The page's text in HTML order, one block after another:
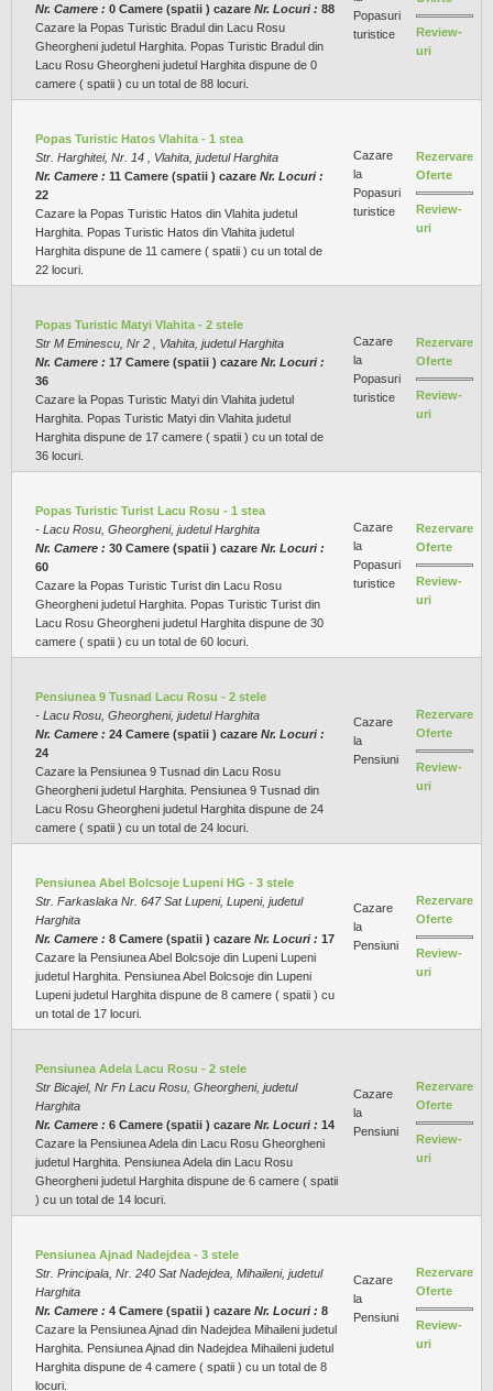
Nr. Camere : 0 Camere (spatii ) cazare Nr. Locuri : 88
Cazare la Popas Turistic Bradul din Lacu Rosu
Gheorgheni judetul Harghita. Popas Turistic Bradul din
Lacu Rosu Gheorgheni judetul Harghita dispune de 0
camere ( spatii ) cu un total de 88 locuri.
Popasuri
turistice
Review-
uri
Popas Turistic Hatos Vlahita - 1 stea
Str. Harghitei, Nr. 14 , Vlahita, judetul Harghita
Nr. Camere : 11 Camere (spatii ) cazare Nr. Locuri :
22
Cazare la Popas Turistic Hatos din Vlahita judetul
Harghita. Popas Turistic Hatos din Vlahita judetul
Harghita dispune de 11 camere ( spatii ) cu un total de
22 locuri.
Cazare
la
Popasuri
turistice
Rezervare
Oferte
Review-
uri
Popas Turistic Matyi Vlahita - 2 stele
Str M Eminescu, Nr 2 , Vlahita, judetul Harghita
Nr. Camere : 17 Camere (spatii ) cazare Nr. Locuri :
36
Cazare la Popas Turistic Matyi din Vlahita judetul
Harghita. Popas Turistic Matyi din Vlahita judetul
Harghita dispune de 17 camere ( spatii ) cu un total de
36 locuri.
Cazare
la
Popasuri
turistice
Rezervare
Oferte
Review-
uri
Popas Turistic Turist Lacu Rosu - 1 stea
- Lacu Rosu, Gheorgheni, judetul Harghita
Nr. Camere : 30 Camere (spatii ) cazare Nr. Locuri :
60
Cazare la Popas Turistic Turist din Lacu Rosu
Gheorgheni judetul Harghita. Popas Turistic Turist din
Lacu Rosu Gheorgheni judetul Harghita dispune de 30
camere ( spatii ) cu un total de 60 locuri.
Cazare
la
Popasuri
turistice
Rezervare
Oferte
Review-
uri
Pensiunea 9 Tusnad Lacu Rosu - 2 stele
- Lacu Rosu, Gheorgheni, judetul Harghita
Nr. Camere : 24 Camere (spatii ) cazare Nr. Locuri :
24
Cazare la Pensiunea 9 Tusnad din Lacu Rosu
Gheorgheni judetul Harghita. Pensiunea 9 Tusnad din
Lacu Rosu Gheorgheni judetul Harghita dispune de 24
camere ( spatii ) cu un total de 24 locuri.
Cazare
la
Pensiuni
Rezervare
Oferte
Review-
uri
Pensiunea Abel Bolcsoje Lupeni HG - 3 stele
Str. Farkaslaka Nr. 647 Sat Lupeni, Lupeni, judetul
Harghita
Nr. Camere : 8 Camere (spatii ) cazare Nr. Locuri : 17
Cazare la Pensiunea Abel Bolcsoje din Lupeni Lupeni
judetul Harghita. Pensiunea Abel Bolcsoje din Lupeni
Lupeni judetul Harghita dispune de 8 camere ( spatii ) cu
un total de 17 locuri.
Cazare
la
Pensiuni
Rezervare
Oferte
Review-
uri
Pensiunea Adela Lacu Rosu - 2 stele
Str Bicajel, Nr Fn Lacu Rosu, Gheorgheni, judetul
Harghita
Nr. Camere : 6 Camere (spatii ) cazare Nr. Locuri : 14
Cazare la Pensiunea Adela din Lacu Rosu Gheorgheni
judetul Harghita. Pensiunea Adela din Lacu Rosu
Gheorgheni judetul Harghita dispune de 6 camere ( spatii
) cu un total de 14 locuri.
Cazare
la
Pensiuni
Rezervare
Oferte
Review-
uri
Pensiunea Ajnad Nadejdea - 3 stele
Str. Principala, Nr. 240 Sat Nadejdea, Mihaileni, judetul
Harghita
Nr. Camere : 4 Camere (spatii ) cazare Nr. Locuri : 8
Cazare la Pensiunea Ajnad din Nadejdea Mihaileni judetul
Harghita. Pensiunea Ajnad din Nadejdea Mihaileni judetul
Harghita dispune de 4 camere ( spatii ) cu un total de 8
locuri.
Cazare
la
Pensiuni
Rezervare
Oferte
Review-
uri